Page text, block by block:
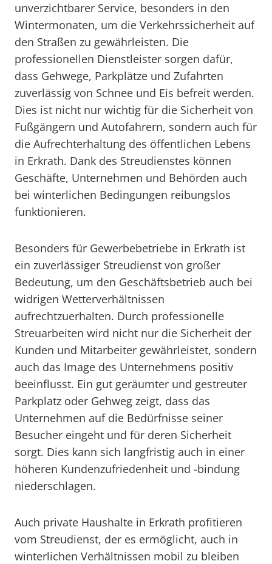
unverzichtbarer Service, besonders in den
Wintermonaten, um die Verkehrssicherheit auf
den Straßen zu gewährleisten. Die
professionellen Dienstleister sorgen dafür,
dass Gehwege, Parkplätze und Zufahrten
zuverlässig von Schnee und Eis befreit werden.
Dies ist nicht nur wichtig für die Sicherheit von
Fußgängern und Autofahrern, sondern auch für
die Aufrechterhaltung des öffentlichen Lebens
in Erkrath. Dank des Streudienstes können
Geschäfte, Unternehmen und Behörden auch
bei winterlichen Bedingungen reibungslos
funktionieren.
Besonders für Gewerbebetriebe in Erkrath ist
ein zuverlässiger Streudienst von großer
Bedeutung, um den Geschäftsbetrieb auch bei
widrigen Wetterverhältnissen
aufrechtzuerhalten. Durch professionelle
Streuarbeiten wird nicht nur die Sicherheit der
Kunden und Mitarbeiter gewährleistet, sondern
auch das Image des Unternehmens positiv
beeinflusst. Ein gut geräumter und gestreuter
Parkplatz oder Gehweg zeigt, dass das
Unternehmen auf die Bedürfnisse seiner
Besucher eingeht und für deren Sicherheit
sorgt. Dies kann sich langfristig auch in einer
höheren Kundenzufriedenheit und -bindung
niederschlagen.
Auch private Haushalte in Erkrath profitieren
vom Streudienst, der es ermöglicht, auch in
winterlichen Verhältnissen mobil zu bleiben